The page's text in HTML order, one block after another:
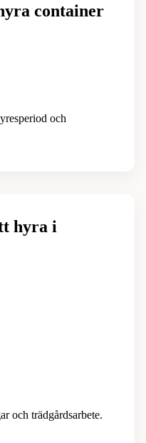
container
och
hyra i
och trädgårdsarbete.